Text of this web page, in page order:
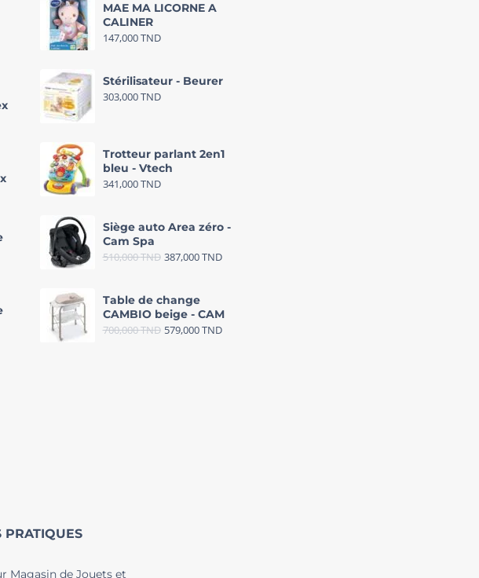
MAE MA LICORNE A
CALINER
147,000TND
Stérilisateur - Beurer
303,000TND
Trotteur parlant 2en1
bleu - Vtech
341,000TND
Siège auto Area zéro -
Cam Spa
510,000TND 387,000TND
Table de change
CAMBIO beige - CAM
700,000TND 579,000TND
PRATIQUES
Magasin de Jouets et